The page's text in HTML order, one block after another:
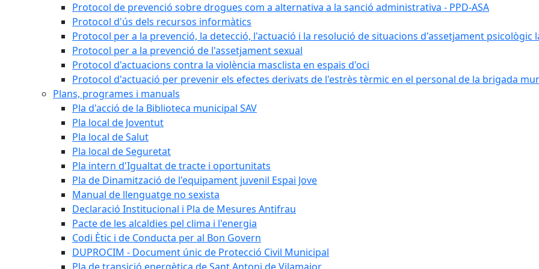
Protocol de prevenció sobre drogues com a alternativa a la sanció administrativa - PPD-ASA
Protocol d'ús dels recursos informàtics
Protocol per a la prevenció, la detecció, l'actuació i la resolució de situacions d'assetjament psicològic
Protocol per a la prevenció de l'assetjament sexual
Protocol d'actuacions contra la violència masclista en espais d'oci
Protocol d'actuació per prevenir els efectes derivats de l'estrès tèrmic en el personal de la brigada
Plans, programes i manuals
Pla d'acció de la Biblioteca municipal SAV
Pla local de Joventut
Pla local de Salut
Pla local de Seguretat
Pla intern d'Igualtat de tracte i oportunitats
Pla de Dinamització de l'equipament juvenil Espai Jove
Manual de llenguatge no sexista
Declaració Institucional i Pla de Mesures Antifrau
Pacte de les alcaldies pel clima i l'energia
Codi Ètic i de Conducta per al Bon Govern
DUPROCIM - Document únic de Protecció Civil Municipal